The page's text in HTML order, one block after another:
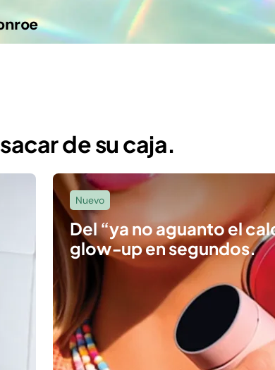
de su caja.
Nuevo
Del “ya no aguanto el
glow‑up en segundos.